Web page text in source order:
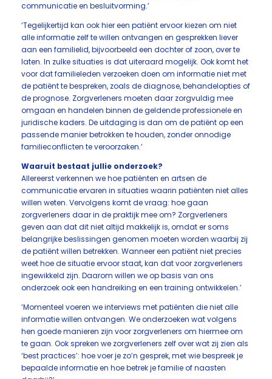
communicatie en besluitvorming.’
‘Tegelijkertijd kan ook hier een patiënt ervoor kiezen om niet
alle informatie zelf te willen ontvangen en gesprekken liever
aan een familielid, bijvoorbeeld een dochter of zoon, over te
laten. In zulke situaties is dat uiteraard mogelijk. Ook komt het
voor dat familieleden verzoeken doen om informatie niet met
de patiënt te bespreken, zoals de diagnose, behandelopties of
de prognose. Zorgverleners moeten daar zorgvuldig mee
omgaan en handelen binnen de geldende professionele en
juridische kaders. De uitdaging is dan om de patiënt op een
passende manier betrokken te houden, zonder onnodige
familieconflicten te veroorzaken.’
Waaruit bestaat jullie onderzoek?
Allereerst verkennen we hoe patiënten en artsen de
communicatie ervaren in situaties waarin patiënten niet alles
willen weten. Vervolgens komt de vraag: hoe gaan
zorgverleners daar in de praktijk mee om? Zorgverleners
geven aan dat dit niet altijd makkelijk is, omdat er soms
belangrijke beslissingen genomen moeten worden waarbij zij
de patiënt willen betrekken. Wanneer een patiënt niet precies
weet hoe de situatie ervoor staat, kan dat voor zorgverleners
ingewikkeld zijn. Daarom willen we op basis van ons
onderzoek ook een handreiking en een training ontwikkelen.’
‘Momenteel voeren we interviews met patiënten die niet alle
informatie willen ontvangen. We onderzoeken wat volgens
hen goede manieren zijn voor zorgverleners om hiermee om
te gaan. Ook spreken we zorgverleners zelf over wat zij zien als
‘best practices’: hoe voer je zo’n gesprek, met wie bespreek je
bepaalde informatie en hoe betrek je familie of naasten